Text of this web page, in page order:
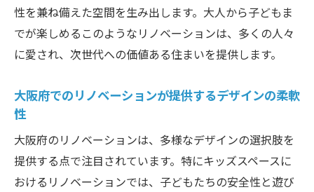
性を兼ね備えた空間を生み出します。大人から子どもま
でが楽しめるこのようなリノベーションは、多くの人々
に愛され、次世代への価値ある住まいを提供します。
大阪府でのリノベーションが提供するデザインの柔軟
性
大阪府のリノベーションは、多様なデザインの選択肢を
提供する点で注目されています。特にキッズスペースに
おけるリノベーションでは、子どもたちの安全性と遊び